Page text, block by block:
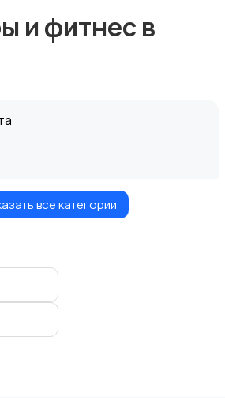
и фитнес в
все категории